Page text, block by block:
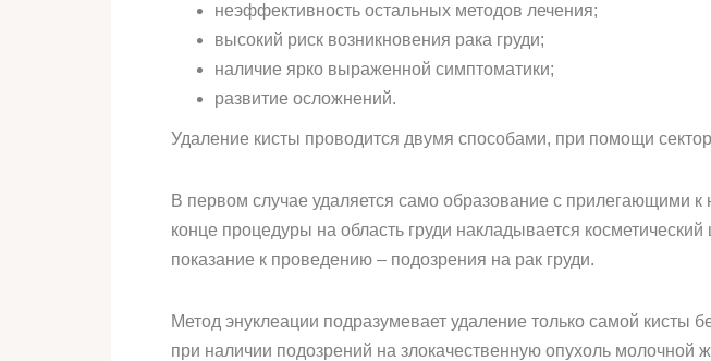
неэффективность остальных методов лечения;
высокий риск возникновения рака груди;
наличие ярко выраженной симптоматики;
развитие осложнений.
Удаление кисты проводится двумя способами, при помощи
В первом случае удаляется само образование с прилегающими
конце процедуры на область груди накладывается
показание к проведению – подозрения на рак груди.
Метод энуклеации подразумевает удаление только самой кисты
при наличии подозрений на злокачественную опухоль молочной